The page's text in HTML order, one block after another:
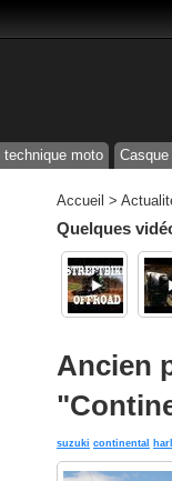
technique moto
Accueil >
Quelques
Ancien
suzuki continental